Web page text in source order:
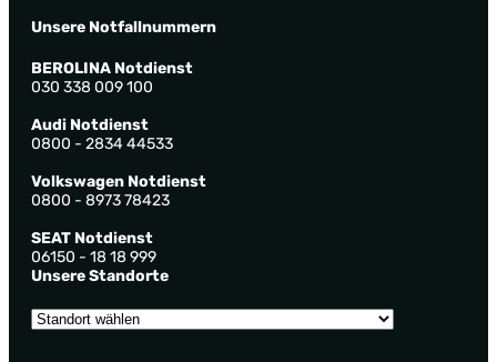
Unsere Notfallnummern
BEROLINA Notdienst
030 338 009 100
Audi Notdienst
0800 - 2834 44533
Volkswagen Notdienst
0800 - 8973 78423
SEAT Notdienst
06150 - 18 18 999
Unsere Standorte